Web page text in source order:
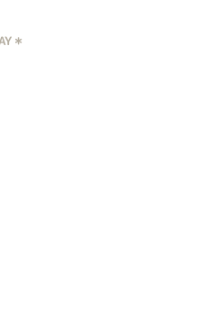
＊